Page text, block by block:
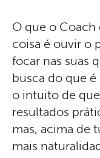
O que o Coach
coisa é ouvir o
focar nas suas
busca do que
o intuito de
resultados
mas, acima de
mais